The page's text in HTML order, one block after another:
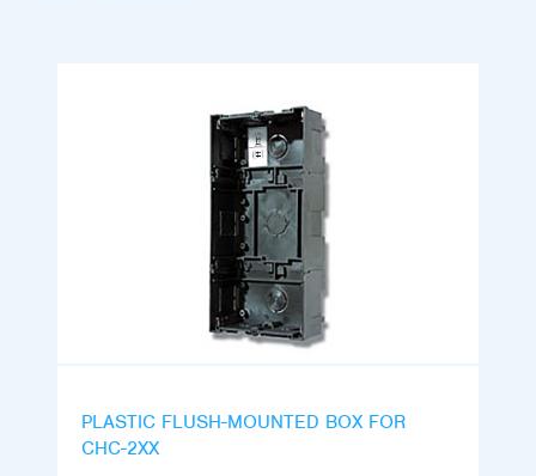
PLASTIC FLUSH-MOUNTED BOX FOR
CHC-2XX